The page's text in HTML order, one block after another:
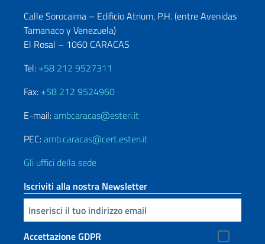
Calle Sorocaima – Edificio Atrium, P.H. (entre Avenidas
Tamanaco y Venezuela)
El Rosal – 1060 CARACAS
Tel: +58 212 9527311
Fax: +58 212 9524960
E-mail:ambcaracas@esteri.it
PEC:amb.caracas@cert.esteri.it
Gli uffici della sede
Iscriviti alla nostra Newsletter
Inserisci la tua email
Accettazione GDPR